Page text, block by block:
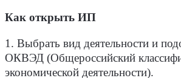
Как открыть ИП
1. Выбрать вид деятельности и
ОКВЭД (Общероссийский
экономической деятельности).